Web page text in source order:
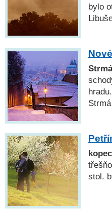
bylo
stol.